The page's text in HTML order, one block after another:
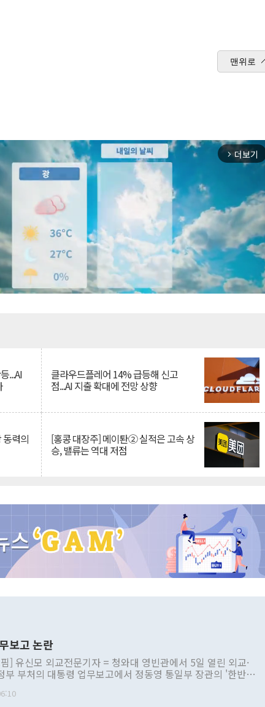
맨위로
arrow_forward_ios 더보기
...AI 클라우드플레어 14% 급등해 신고
점...AI 지출 확대에 전망 상향
력의 [홍콩 대장주] 메이퇀② 실적은 고속 상
승, 밸류는 역대 저점
보고 논란
] 유신모 외교전문기자 = 청와대 영빈관에서 5일 열린 외교·
부 부처의 대통령 업무보고에서 정동영 통일부 장관의 '한반도
정부 내 조율을 거치지 않은 사안을 정책으로 추진하겠다고 공